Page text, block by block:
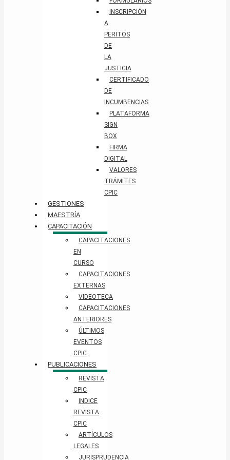
INSCRIPCIÓN
A
PERITOS
DE
LA
JUSTICIA
CERTIFICADO
DE
INCUMBENCIAS
PLATAFORMA
SIGN
BOX
FIRMA
DIGITAL
VALORES
TRÁMITES
CPIC
GESTIONES
MAESTRÍA
CAPACITACIÓN
CAPACITACIONES
EN
CURSO
CAPACITACIONES
EXTERNAS
VIDEOTECA
CAPACITACIONES
ANTERIORES
ÚLTIMOS
EVENTOS
CPIC
PUBLICACIONES
REVISTA
CPIC
INDICE
REVISTA
CPIC
ARTÍCULOS
LEGALES
JURISPRUDENCIA